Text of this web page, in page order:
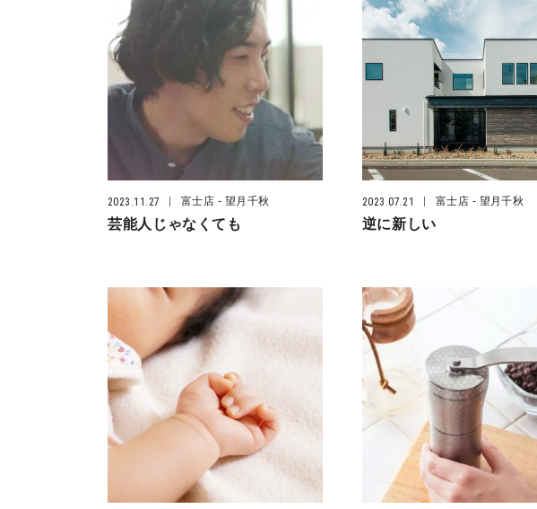
2023.11.27 富士店 - 望月千秋
芸能人じゃなくても
2023.07.21 富士店 - 望月千秋
逆に新しい